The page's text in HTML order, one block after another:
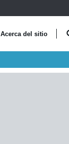
Acerca del sitio